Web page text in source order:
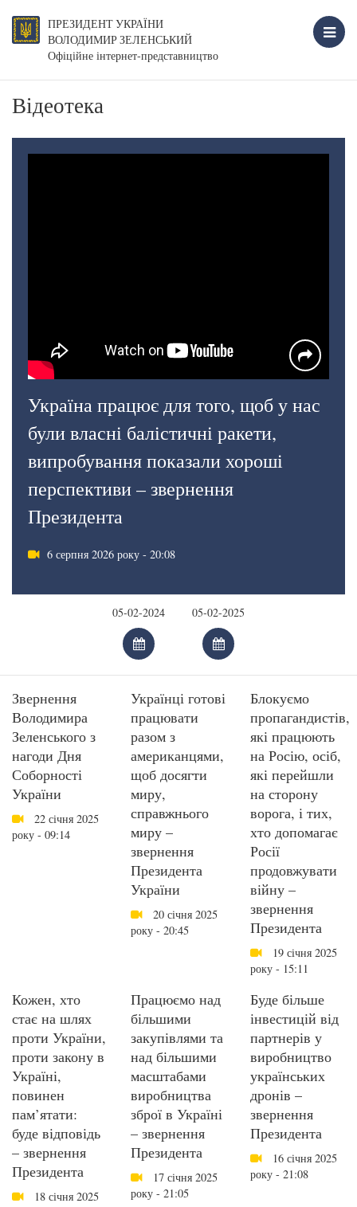
ПРЕЗИДЕНТ УКРАЇНИ
ВОЛОДИМИР ЗЕЛЕНСЬКИЙ
Офіційне інтернет-представництво
Відеотека
Україна працює для того, щоб у нас
були власні балістичні ракети,
випробування показали хороші
перспективи – звернення
Президента
6 серпня 2026 року - 20:08
Звернення
Володимира
Зеленського з
нагоди Дня
Соборності
України
22 січня 2025
року - 09:14
Українці готові
працювати
разом з
американцями,
щоб досягти
миру,
справжнього
миру –
звернення
Президента
України
20 січня 2025
року - 20:45
Блокуємо
пропагандистів,
які працюють
на Росію, осіб,
які перейшли
на сторону
ворога, і тих,
хто допомагає
Росії
продовжувати
війну –
звернення
Президента
19 січня 2025
року - 15:11
Кожен, хто
стає на шлях
проти України,
проти закону в
Україні,
повинен
пам’ятати:
буде відповідь
– звернення
Президента
18 січня 2025
Працюємо над
більшими
закупівлями та
над більшими
масштабами
виробництва
зброї в Україні
– звернення
Президента
17 січня 2025
року - 21:05
Буде більше
інвестицій від
партнерів у
виробництво
українських
дронів –
звернення
Президента
16 січня 2025
року - 21:08